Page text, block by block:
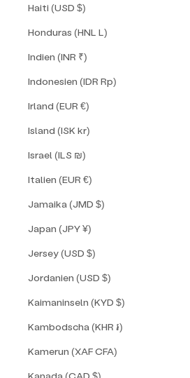
Haiti (USD $)
Honduras (HNL L)
Indien (INR ₹)
Indonesien (IDR Rp)
Irland (EUR €)
Island (ISK kr)
Israel (ILS ₪)
Italien (EUR €)
Jamaika (JMD $)
Japan (JPY ¥)
Jersey (USD $)
Jordanien (USD $)
Kaimaninseln (KYD $)
Kambodscha (KHR ៛)
Kamerun (XAF CFA)